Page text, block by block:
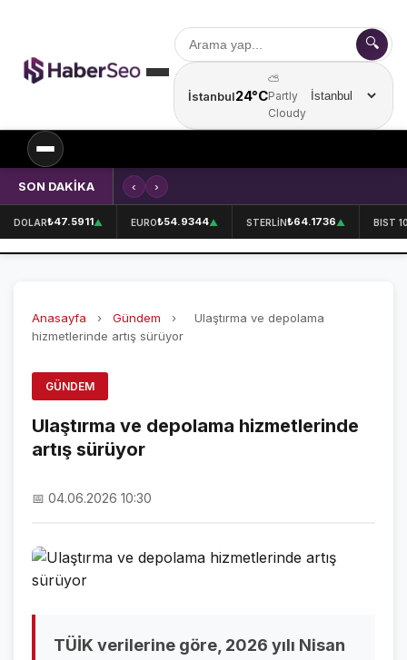
🔍
İstanbul24°C
⛅
Partly
Cloudy
Şehir seçin
SPOR
SPOR HABERLERİ
FENERBAHÇE
ÖZEL SAYFALAR
NAMAZ VAKİTLERİ
KRİPTO PARALAR
NÖBETÇİ ECZANELER
SON DAKİKA
SON DAKİKA ‹ ›
DOLAR₺47.5911▲ EURO₺54.9344▲ STERLİN₺64.1736▲ BIST
Anasayfa › Gündem ›
Ulaştırma ve depolama
hizmetlerinde artış sürüyor
GÜNDEM
Ulaştırma ve depolama hizmetlerinde
artış sürüyor
📅 04.06.2026 10:30
TÜİK verilerine göre, 2026 yılı Nisan